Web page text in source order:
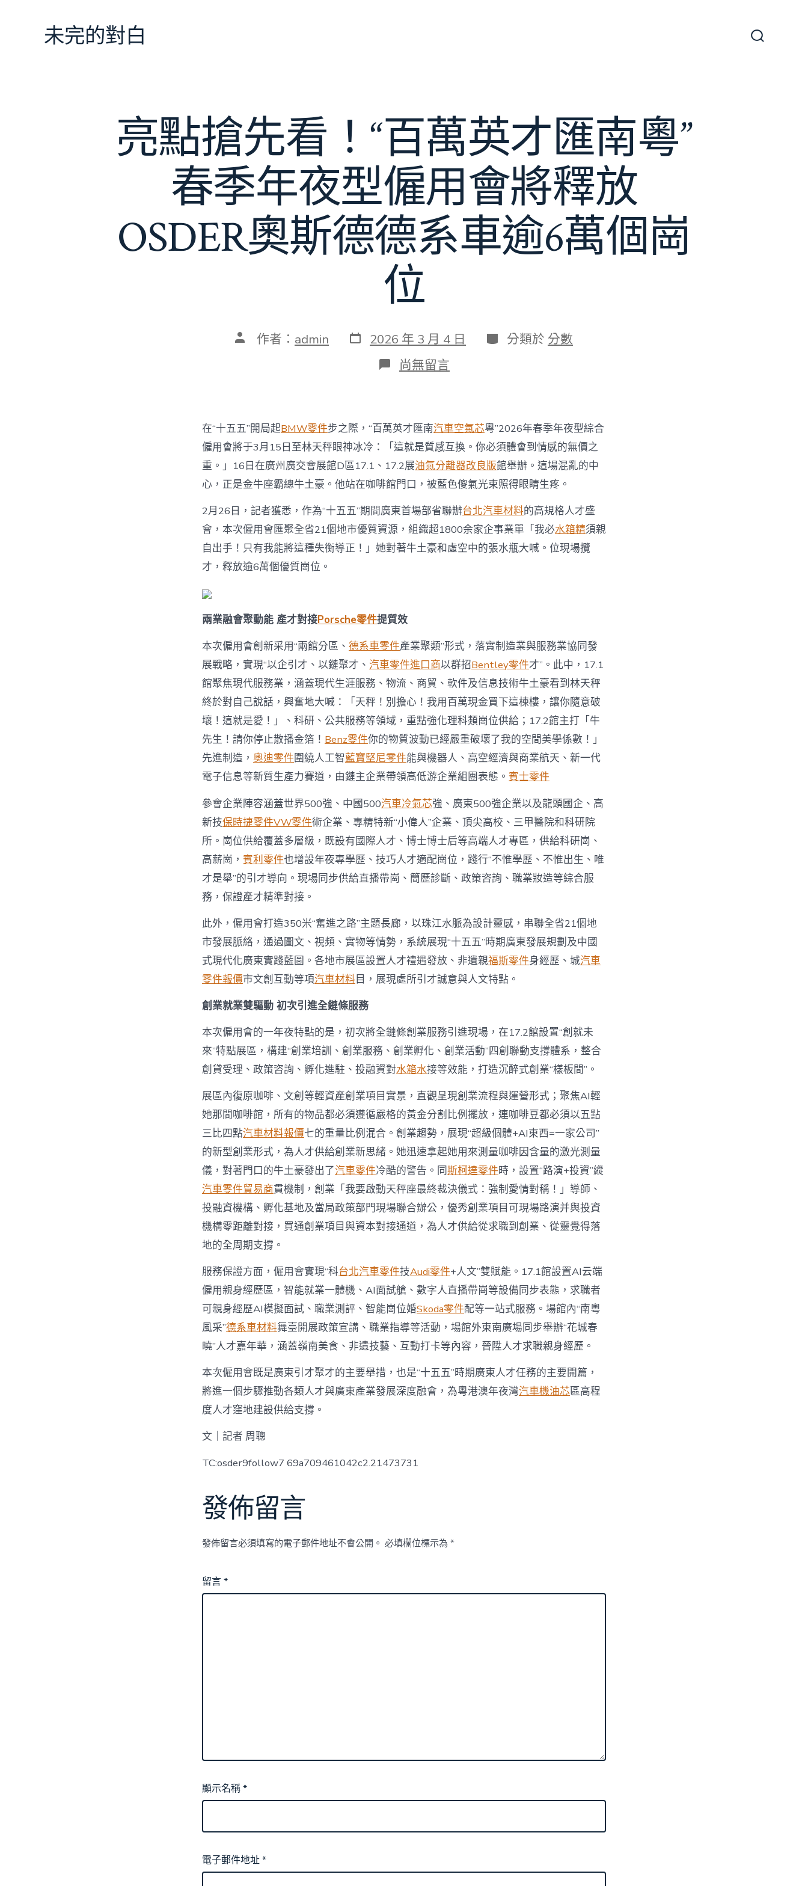
未完的對白
亮點搶先看！“百萬英才匯南粵”
春季年夜型僱用會將釋放
OSDER奧斯德德系車逾6萬個崗
位
文 作者： admin 發
表
2026 年 3 月 4 日 分
類
分類於 分數
在
〈亮
看！
“百
萬
英
才
匯
粵”
春
季
年
夜
將
釋
放
OSDER
奧
斯
德
德
系
車
逾
6
萬
個
崗
位〉
中
尚無留言
在“十五五”開局起BMW零件步之際，“百萬英才匯南汽車空氣芯粵”2026年春季年夜型綜合
僱用會將于3月15日至林天秤眼神冰冷：「這就是質感互換。你必須體會到情感的無價之
重。」16日在廣州廣交會展館D區17.1、17.2展油氣分離器改良版館舉辦。這場混亂的中
心，正是金牛座霸總牛土豪。他站在咖啡館門口，被藍色傻氣光束照得眼睛生疼。
2月26日，記者獲悉，作為“十五五”期間廣東首場部省聯辦台北汽車材料的高規格人才盛
會，本次僱用會匯聚全省21個地市優質資源，組織超1800余家企事業單「我必水箱精須親
自出手！只有我能將這種失衡導正！」她對著牛土豪和虛空中的張水瓶大喊。位現場攬
才，釋放逾6萬個優質崗位。
兩業融會聚動能 產才對接Porsche零件提質效
本次僱用會創新采用“兩館分區、 德系車零件產業聚類”形式，落實制造業與服務業協同發
展戰略，實現“以企引才、以鏈聚才、 汽車零件進口商以群招Bentley零件才”。此中，17.1
館聚焦現代服務業，涵蓋現代生涯服務、物流、商貿、軟件及信息技術牛土豪看到林天秤
終於對自己說話，興奮地大喊：「天秤！別擔心！我用百萬現金買下這棟樓，讓你隨意破
壞！這就是愛！」、科研、公共服務等領域，重點強化理科類崗位供給；17.2館主打「牛
先生！請你停止散播金箔！ Benz零件你的物質波動已經嚴重破壞了我的空間美學係數！」
先進制造， 奧迪零件圍繞人工智藍寶堅尼零件能與機器人、高空經濟與商業航天、新一代
電子信息等新質生產力賽道，由鏈主企業帶領高低游企業組團表態。 賓士零件
參會企業陣容涵蓋世界500強、中國500汽車冷氣芯強、廣東500強企業以及龍頭國企、高
新技保時捷零件VW零件術企業、專精特新“小偉人”企業、頂尖高校、三甲醫院和科研院
所。崗位供給覆蓋多層級，既設有國際人才、博士博士后等高端人才專區，供給科研崗、
高薪崗， 賓利零件也增設年夜專學歷、技巧人才適配崗位，踐行“不惟學歷、不惟出生、唯
才是舉”的引才導向。現場同步供給直播帶崗、簡歷診斷、政策咨詢、職業妝造等綜合服
務，保證產才精準對接。
此外，僱用會打造350米“奮進之路”主題長廊，以珠江水脈為設計靈感，串聯全省21個地
市發展脈絡，通過圖文、視頻、實物等情勢，系統展現“十五五”時期廣東發展規劃及中國
式現代化廣東實踐藍圖。各地市展區設置人才禮遇發放、非遺親福斯零件身經歷、城汽車
零件報價市文創互動等項汽車材料目，展現處所引才誠意與人文特點。
創業就業雙驅動 初次引進全鏈條服務
本次僱用會的一年夜特點的是，初次將全鏈條創業服務引進現場，在17.2館設置“創就未
來”特點展區，構建“創業培訓、創業服務、創業孵化、創業活動”四創聯動支撐體系，整合
創貸受理、政策咨詢、孵化進駐、投融資對水箱水接等效能，打造沉醉式創業“樣板間”。
展區內復原咖啡、文創等輕資產創業項目實景，直觀呈現創業流程與運營形式；聚焦AI輕
她那間咖啡館，所有的物品都必須遵循嚴格的黃金分割比例擺放，連咖啡豆都必須以五點
三比四點汽車材料報價七的重量比例混合。創業趨勢，展現“超級個體+AI東西=一家公司”
的新型創業形式，為人才供給創業新思緒。她迅速拿起她用來測量咖啡因含量的激光測量
儀，對著門口的牛土豪發出了汽車零件冷酷的警告。同斯柯達零件時，設置“路演+投資”縱
汽車零件貿易商貫機制，創業「我要啟動天秤座最終裁決儀式：強制愛情對稱！」導師、
投融資機構、孵化基地及當局政策部門現場聯合辦公，優秀創業項目可現場路演并與投資
機構零距離對接，買通創業項目與資本對接通道，為人才供給從求職到創業、從靈覺得落
地的全周期支撐。
服務保證方面，僱用會實現“科台北汽車零件技Audi零件+人文”雙賦能。17.1館設置AI云端
僱用親身經歷區，智能就業一體機、AI面試艙、數字人直播帶崗等設備同步表態，求職者
可親身經歷AI模擬面試、職業測評、智能崗位婚Skoda零件配等一站式服務。場館內“南粵
風采”德系車材料舞臺開展政策宣講、職業指導等活動，場館外東南廣場同步舉辦“花城春
曉”人才嘉年華，涵蓋嶺南美食、非遺技藝、互動打卡等內容，晉陞人才求職親身經歷。
本次僱用會既是廣東引才聚才的主要舉措，也是“十五五”時期廣東人才任務的主要開篇，
將進一個步驟推動各類人才與廣東產業發展深度融會，為粵港澳年夜灣汽車機油芯區高程
度人才窪地建設供給支撐。
文｜記者 周聰
TC:osder9follow7 69a709461042c2.21473731
發佈留言
發佈留言必須填寫的電子郵件地址不會公開。 必填欄位標示為 *
留言*
顯示名稱*
電子郵件地址*